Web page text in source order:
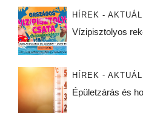
HÍREK -
Vízipisztolyos
HÍREK -
Épületzárás és